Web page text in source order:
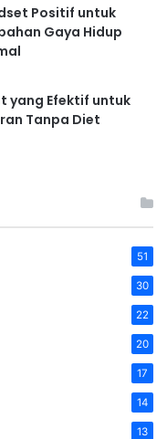
Positif untuk
Gaya Hidup
yang Efektif untuk
Tanpa Diet
51
30
22
20
17
14
13